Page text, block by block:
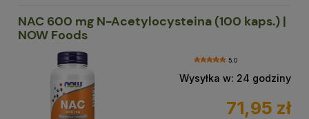
NAC 600 mg N-Acetylocysteina (100 kaps.) |
NOW Foods
5.0
Wysyłka w: 24 godziny
71,95 zł